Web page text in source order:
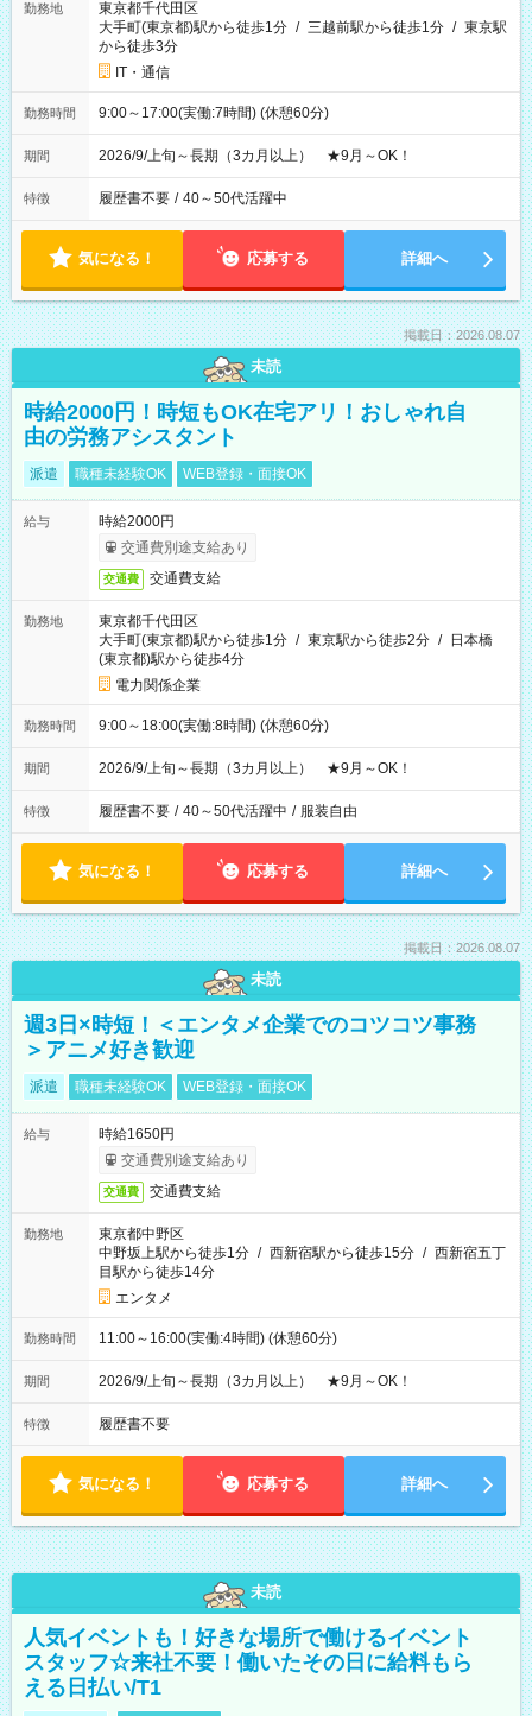
勤務地
東京都千代田区
大手町(東京都)駅から徒歩1分 / 三越前駅から徒歩1分 / 東京駅
から徒歩3分
IT・通信
勤務時間 9:00～17:00(実働:7時間) (休憩60分)
期間 2026/9/上旬～長期（3カ月以上） ★9月～OK！
特徴 履歴書不要 / 40～50代活躍中
気になる！ 応募する 詳細へ
掲載日：2026.08.07
未読
時給2000円！時短もOK在宅アリ！おしゃれ自
由の労務アシスタント
派遣 職種未経験OK WEB登録・面接OK
給与
時給2000円
交通費別途支給あり
交通費 交通費支給
勤務地
東京都千代田区
大手町(東京都)駅から徒歩1分 / 東京駅から徒歩2分 / 日本橋
(東京都)駅から徒歩4分
電力関係企業
勤務時間 9:00～18:00(実働:8時間) (休憩60分)
期間 2026/9/上旬～長期（3カ月以上） ★9月～OK！
特徴 履歴書不要 / 40～50代活躍中 / 服装自由
気になる！ 応募する 詳細へ
掲載日：2026.08.07
未読
週3日×時短！＜エンタメ企業でのコツコツ事務
＞アニメ好き歓迎
派遣 職種未経験OK WEB登録・面接OK
給与
時給1650円
交通費別途支給あり
交通費 交通費支給
勤務地
東京都中野区
中野坂上駅から徒歩1分 / 西新宿駅から徒歩15分 / 西新宿五丁
目駅から徒歩14分
エンタメ
勤務時間 11:00～16:00(実働:4時間) (休憩60分)
期間 2026/9/上旬～長期（3カ月以上） ★9月～OK！
特徴 履歴書不要
気になる！ 応募する 詳細へ
未読
人気イベントも！好きな場所で働けるイベント
スタッフ☆来社不要！働いたその日に給料もら
える日払い/T1